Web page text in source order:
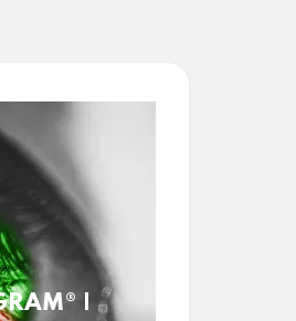
|